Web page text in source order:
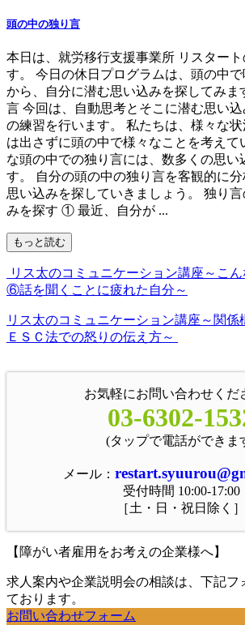
頭の中の独り言
本日は、就労移行支援事業所 リスター
す。 今日の休日プログラムは、頭の中
から、自分に潜む思い込みを探してみま
言 今回は、自動思考とそこに潜む思い
の練習を行います。 私たちは、様々な
は出さずに頭の中で様々なことを考えて
な頭の中での独り言には、数多くの思い
す。 自分の頭の中の独り言を客観的に
思い込みを探していきましょう。 独り
みを探す ① 最近、自分が ...
もっと読む
リス太のコミュニケーション講座～こん
⑥話を聞くことに疲れた自分～
リス太のコミュニケーション講座～関係
ＥＳＣ法での怒りの伝え方～
お気軽にお問い合わせくだ
03-6302-
(タップで電話ができま
メール：
受付時間 10:00-17:00
［土・日・祝日除く］
【障がい者雇用をお考えの企業様へ】
求人案内や企業説明会の相談は、下記フ
ております。
お問い合わせフォーム